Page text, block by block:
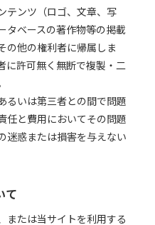
テンツ（ロゴ、文章、写
タベースの著作物等の掲載
の他の権利者に帰属しま
に許可無く無断で複製・二
るいは第三者との間で問題
任と費用においてその問題
迷惑または損害を与えない
て
または当サイトを利用する